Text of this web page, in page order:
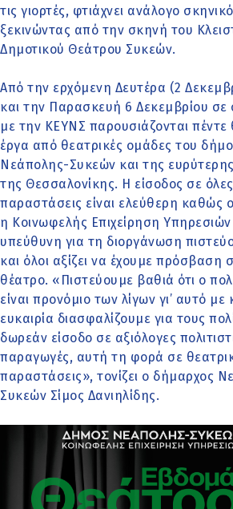
τις γιορτές, φτιάχνει ανάλογο σκηνικό
ξεκινώντας από την σκηνή του
Δημοτικού Θεάτρου Συκεών.
Από την ερχόμενη Δευτέρα (2
και την Παρασκευή 6 Δεκεμβρίου σε
με την ΚΕΥΝΣ παρουσιάζονται πέντε
έργα από θεατρικές ομάδες του
Νεάπολης-Συκεών και της
της Θεσσαλονίκης. Η είσοδος σε όλες
παραστάσεις είναι ελεύθερη καθώς
η Κοινωφελής Επιχείρηση Υπηρεσιών
υπεύθυνη για τη διοργάνωση
και όλοι αξίζει να έχουμε πρόσβαση
θέατρο. «Πιστεύουμε βαθιά ότι ο
είναι προνόμιο των λίγων γι’ αυτό με
ευκαιρία διασφαλίζουμε για τους
δωρεάν είσοδο σε αξιόλογες
παραγωγές, αυτή τη φορά σε
παραστάσεις», τονίζει ο δήμαρχος
Συκεών Σίμος Δανιηλίδης.